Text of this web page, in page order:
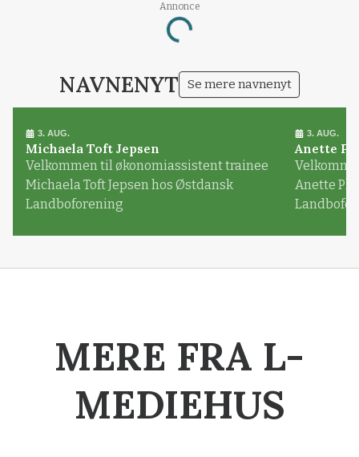
Annonce
Loading...
NAVNENYT Se mere navnenyt
3. AUG.
Michaela Toft Jepsen
Velkommen til økonomiassistent trainee
Michaela Toft Jepsen hos Østdansk
Landboforening
3. AUG.
Anette
Anette
MERE FRA L-
MEDIEHUS